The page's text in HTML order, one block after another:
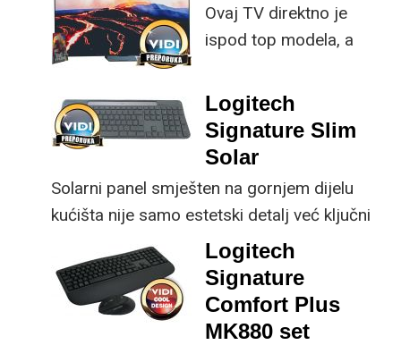
istovremeno
implementirao
ključne svakom
korisniku.
Ovaj TV direktno je
ispod top modela, a
male ustupke možete
osjetno uštedjeti pri
kupnji.
Logitech
Signature Slim
Solar
Solarni panel smješten na gornjem dijelu
kućišta nije samo estetski detalj već ključni
dio koncepta ovog proizvoda, jer koristi
energiju prirodnog ili umjetnog svjetla za
rad.
Logitech
Signature
Comfort Plus
MK880 set